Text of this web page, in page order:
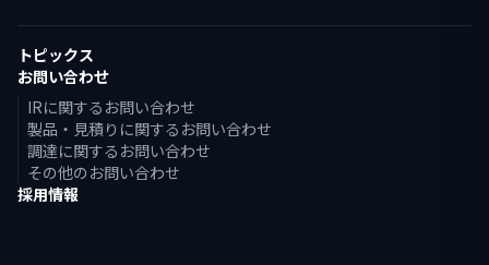
トピックス
お問い合わせ
IRに関するお問い合わせ
製品・見積りに関するお問い合わせ
調達に関するお問い合わせ
その他のお問い合わせ
採用情報